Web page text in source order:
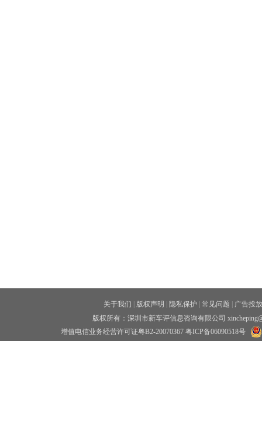
关于我们 版权声明 隐私保护 常见问题
广告投放
版权所有：深圳市新车评信息咨询有限公司
增值电信业务经营许可证粤B2-20070367 粤ICP备06090518号